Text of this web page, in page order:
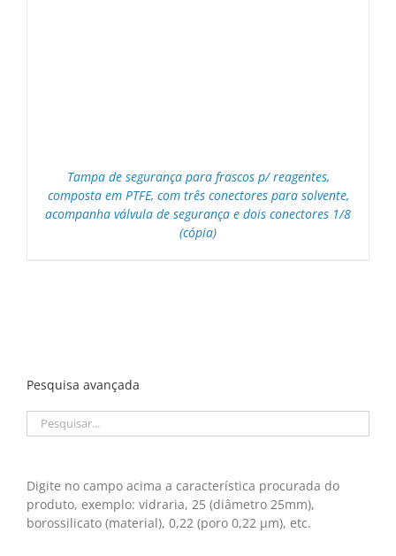
Tampa de segurança para frascos p/ reagentes,
composta em PTFE, com três conectores para solvente,
acompanha válvula de segurança e dois conectores 1/8
(cópia)
Pesquisa avançada
Digite no campo acima a característica procurada do
produto, exemplo: vidraria, 25 (diâmetro 25mm),
borossilicato (material), 0,22 (poro 0,22 μm), etc.